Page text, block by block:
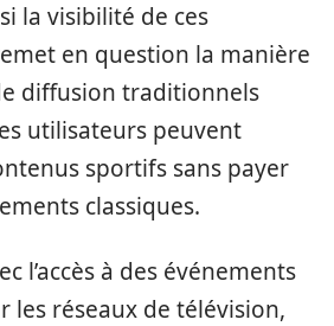
la visibilité de ces
en question la manière
diffusion traditionnels
utilisateurs peuvent
sportifs sans payer
classiques.
l’accès à des événements
les réseaux de télévision,